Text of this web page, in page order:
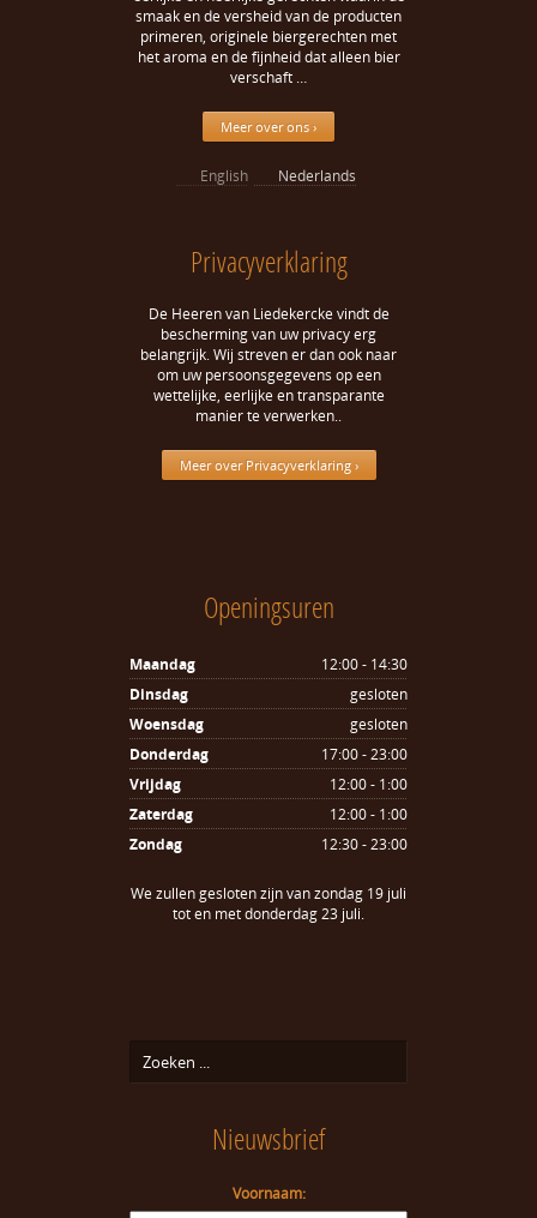
smaak en de versheid van de producten
primeren, originele biergerechten met
het aroma en de fijnheid dat alleen bier
verschaft …
Meer over ons ›
English Nederlands
Privacyverklaring
De Heeren van Liedekercke vindt de
bescherming van uw privacy erg
belangrijk. Wij streven er dan ook naar
om uw persoonsgegevens op een
wettelijke, eerlijke en transparante
manier te verwerken..
Meer over Privacyverklaring ›
Openingsuren
Maandag
12:00 - 14:30
Dinsdag
gesloten
Woensdag
gesloten
Donderdag
17:00 - 23:00
Vrijdag
12:00 - 1:00
Zaterdag
12:00 - 1:00
Zondag
12:30 - 23:00
We zullen gesloten zijn van zondag 19 juli
tot en met donderdag 23 juli.
Nieuwsbrief
Voornaam: